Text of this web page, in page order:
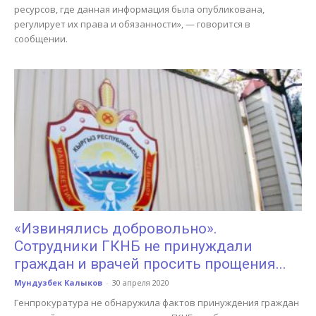
ресурсов, где данная информация была опубликована,
регулирует их права и обязанности», — говорится в
сообщении.
«Извинялись добровольно».
Сотрудники ГКНБ не принуждали
граждан и врачей просить прощения...
Мундузбек Калыков - 30 апреля 2020
Генпрокуратура не обнаружила фактов принуждения граждан